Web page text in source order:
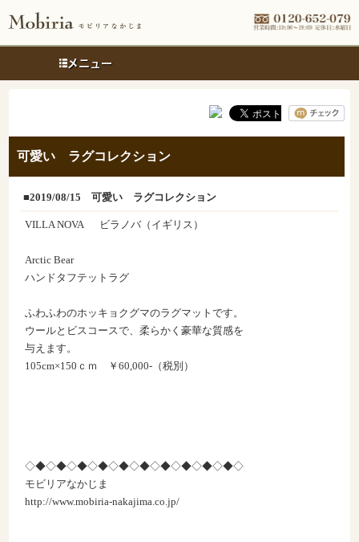
メニュー
可愛い ラグコレクション
■2019/08/15 可愛い ラグコレクション
VILLA NOVA ビラノバ（イギリス）
Arctic Bear
ハンドタフテットラグ
ふわふわのホッキョクグマのラグマットです。
ウールとビスコースで、柔らかく豪華な質感を
与えます。
105cm×150ｃｍ ￥60,000-（税別）
◇◆◇◆◇◆◇◆◇◆◇◆◇◆◇◆◇◆◇◆◇
モビリアなかじま
http://www.mobiria-nakajima.co.jp/